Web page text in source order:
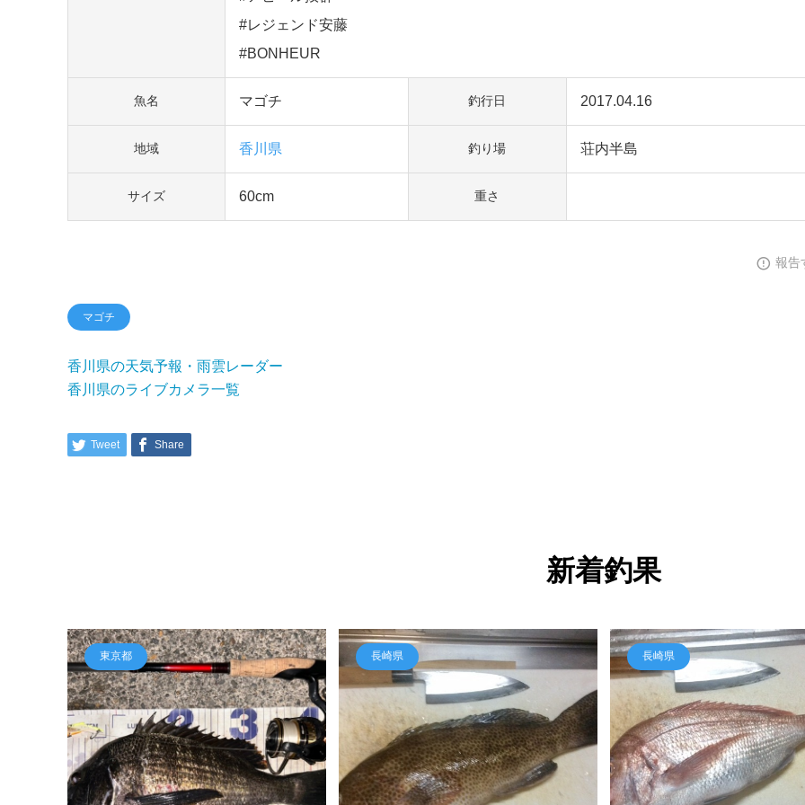
#レジェンド安藤
#BONHEUR
魚名 マゴチ 釣行日 2017.04.16
地域 香川県 釣り場 荘内半島
サイズ 60cm 重さ
報告
マゴチ
香川県の天気予報・雨雲レーダー
香川県のライブカメラ一覧
Tweet Share
新着釣果
東京都 長崎県 長崎県